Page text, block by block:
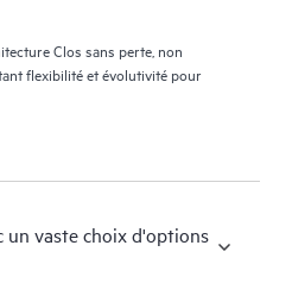
Clos sans perte, non
flexibilité et évolutivité pour
un vaste choix d'options